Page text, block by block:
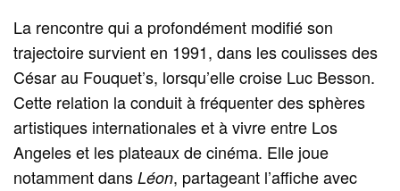
La rencontre qui a profondément modifié son
trajectoire survient en 1991, dans les coulisses des
César au Fouquet’s, lorsqu’elle croise Luc Besson.
Cette relation la conduit à fréquenter des sphères
artistiques internationales et à vivre entre Los
Angeles et les plateaux de cinéma. Elle joue
notamment dansLéon, partageant l’affiche avec